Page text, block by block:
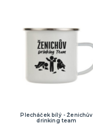
Plecháček bílý - Ženichův
drinking team